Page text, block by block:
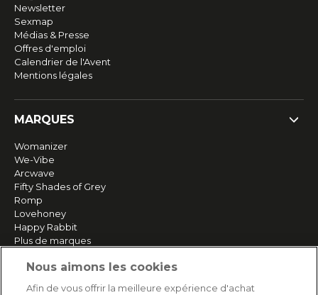
Newsletter
Sexmap
Médias & Presse
Offres d'emploi
Calendrier de l'Avent
Mentions légales
MARQUES
Womanizer
We-Vibe
Arcwave
Fifty Shades of Grey
Romp
Lovehoney
Happy Rabbit
Plus de marques
SERVICE
Nous aimons les cookies
Afin de vous offrir la meilleure expérience d'achat